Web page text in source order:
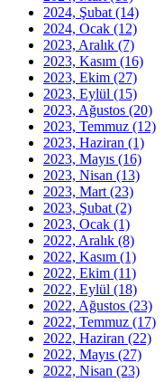
2024, Şubat (14)
2024, Ocak (12)
2023, Aralık (7)
2023, Kasım (16)
2023, Ekim (27)
2023, Eylül (15)
2023, Ağustos (20)
2023, Temmuz (12)
2023, Haziran (1)
2023, Mayıs (16)
2023, Nisan (13)
2023, Mart (23)
2023, Şubat (2)
2023, Ocak (1)
2022, Aralık (8)
2022, Kasım (1)
2022, Ekim (11)
2022, Eylül (18)
2022, Ağustos (23)
2022, Temmuz (17)
2022, Haziran (22)
2022, Mayıs (27)
2022, Nisan (23)